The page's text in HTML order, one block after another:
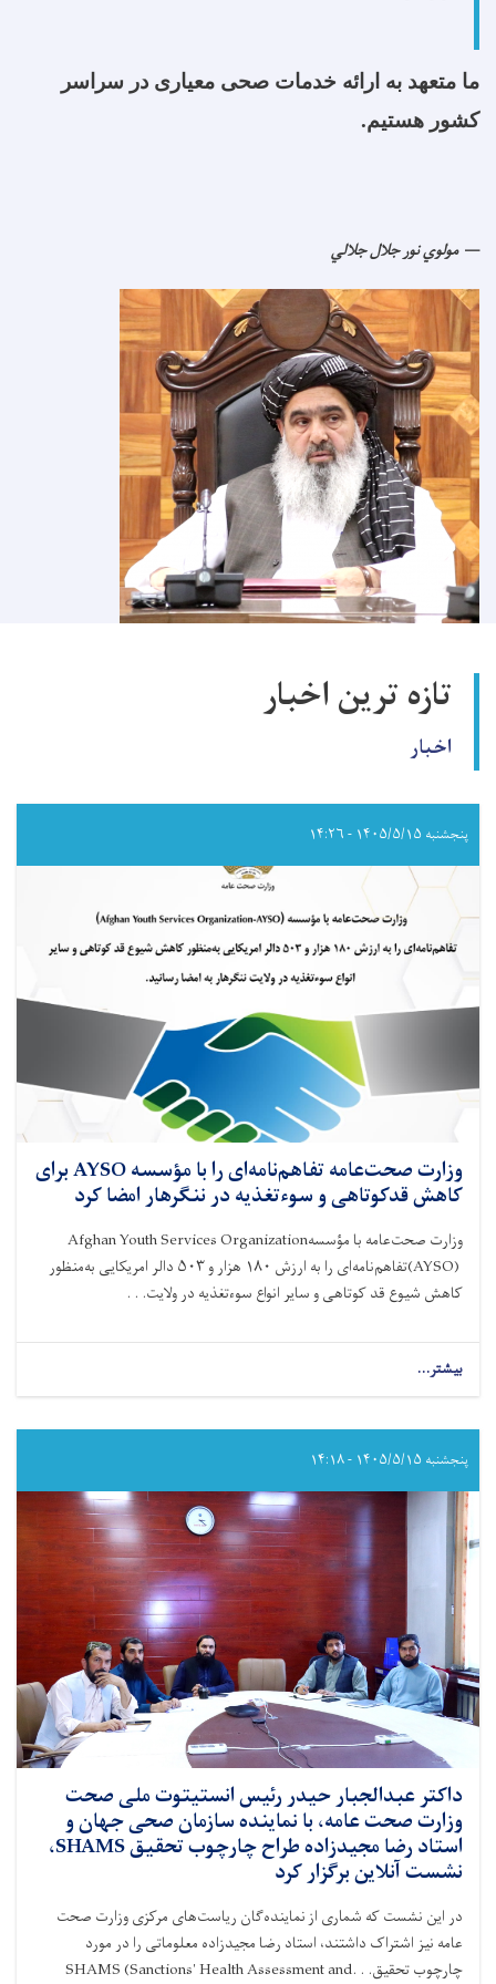
ما متعهد به ارائه خدمات صحی معیاری در سراسر
کشور هستیم.
مولوي نور جلال جلالي
تازه ترین اخبار
اخبار
پنجشنبه ۱۴۰۵/۵/۱۵ - ۱۴:۲۶
وزارت صحت‌عامه تفاهم‌نامه‌ای را با مؤسسه AYSO برای
کاهش قدکوتاهی و سوءتغذیه در ننگرهار امضا کرد
وزارت صحت‌عامه با مؤسسهAfghan Youth Services Organization
(AYSO)تفاهم‌نامه‌ای را به ارزش ۱۸۰ هزار و۵۰۳ دالر امریکایی به‌منظور
کاهش شیوع قد کوتاهی و سایر انواع سوءتغذیه در ولایت. . .
بیشتر...
وزارت
تفاهم‌نامه‌ای
را
مؤسسه
AYSO
قدکوتاهی
سوءتغذیه
در
ننگرهار
امضا
پنجشنبه ۱۴۰۵/۵/۱۵ - ۱۴:۱۸
داکتر عبدالجبار حیدر رئیس انستیتوت ملی صحت
وزارت صحت عامه، با نماینده سازمان صحی جهان و
استاد رضا مجیدزاده طراح چارچوب تحقیق SHAMS،
نشست آنلاین برگزار کرد
در این نشست که شماری از نماینده‌گان ریاست‌های مرکزی وزارت صحت
عامه نیز اشتراک داشتند، استاد رضا مجیدزاده معلوماتی را در مورد
چارچوب تحقیقSHAMS (Sanctions' Health Assessment and. . .